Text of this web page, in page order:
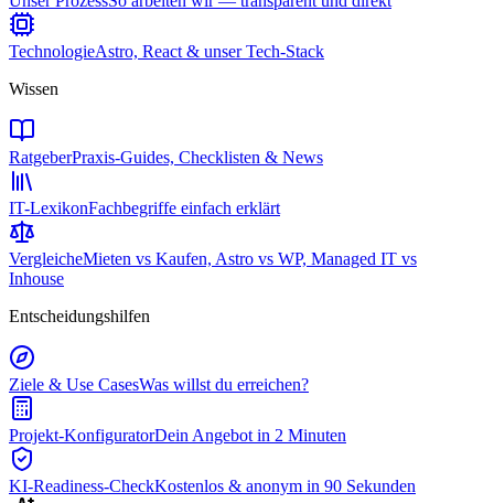
TechnologieAstro, React & unser Tech-Stack
Wissen
RatgeberPraxis-Guides, Checklisten & News
IT-LexikonFachbegriffe einfach erklärt
VergleicheMieten vs Kaufen, Astro vs WP, Managed IT vs
Inhouse
Entscheidungshilfen
Ziele & Use CasesWas willst du erreichen?
Projekt-KonfiguratorDein Angebot in 2 Minuten
KI-Readiness-CheckKostenlos & anonym in 90 Sekunden